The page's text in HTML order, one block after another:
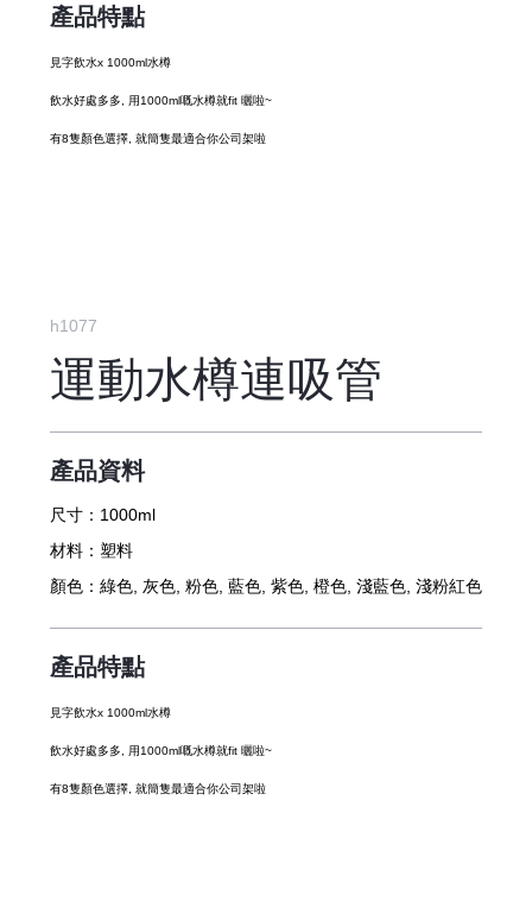
產品特點
見字飲水x 1000ml水樽
飲水好處多多, 用1000ml嘅水樽就fit 曬啦~
有8隻顏色選擇, 就簡隻最適合你公司架啦
h1077
運動水樽連吸管
產品資料
尺寸： 1000ml
材料： 塑料
顏色： 綠色, 灰色, 粉色, 藍色, 紫色, 橙色, 淺藍色, 淺粉紅色
產品特點
見字飲水x 1000ml水樽
飲水好處多多, 用1000ml嘅水樽就fit 曬啦~
有8隻顏色選擇, 就簡隻最適合你公司架啦